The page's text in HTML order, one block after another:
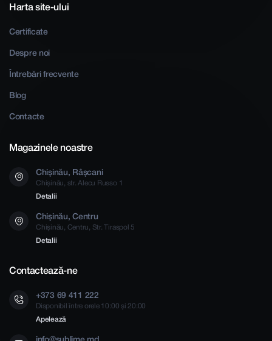
Harta site-ului
Certificate
Despre noi
Întrebări frecvente
Blog
Contacte
Magazinele noastre
Chișinău, Râșcani
Chișinău, str. Alecu Russo 1
Detalii
Chișinău, Centru
Chișinău, Centru, Str. Tiraspol 5
Detalii
Contactează-ne
+373 69 411 222
Disponibil între orele 10:00 și 20:00
Apelează